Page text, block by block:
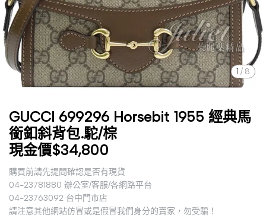
1 / 8
GUCCI 699296 Horsebit 1955 經典馬
銜釦斜背包.駝/棕
現金價$34,800
購買前請先提問確認是否有現貨
04-23781880 辦公室/客服/各網路平台
04-23763092 台中門市店
請注意其他網站仿冒或是假冒我們身分的賣家，勿受騙！